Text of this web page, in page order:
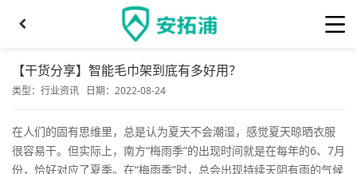
【干货分享】智能毛巾架到底有多好用？
类型： 行业资讯 日期：2022-08-24
在人们的固有思维里，总是认为夏天不会潮湿，感觉夏天晾晒衣服
很容易干。但实际上，南方“梅雨季”的出现时间就是在每年的6、7月
份，恰好对应了夏季。在“梅雨季”时，总会出现持续天阴有雨的气候